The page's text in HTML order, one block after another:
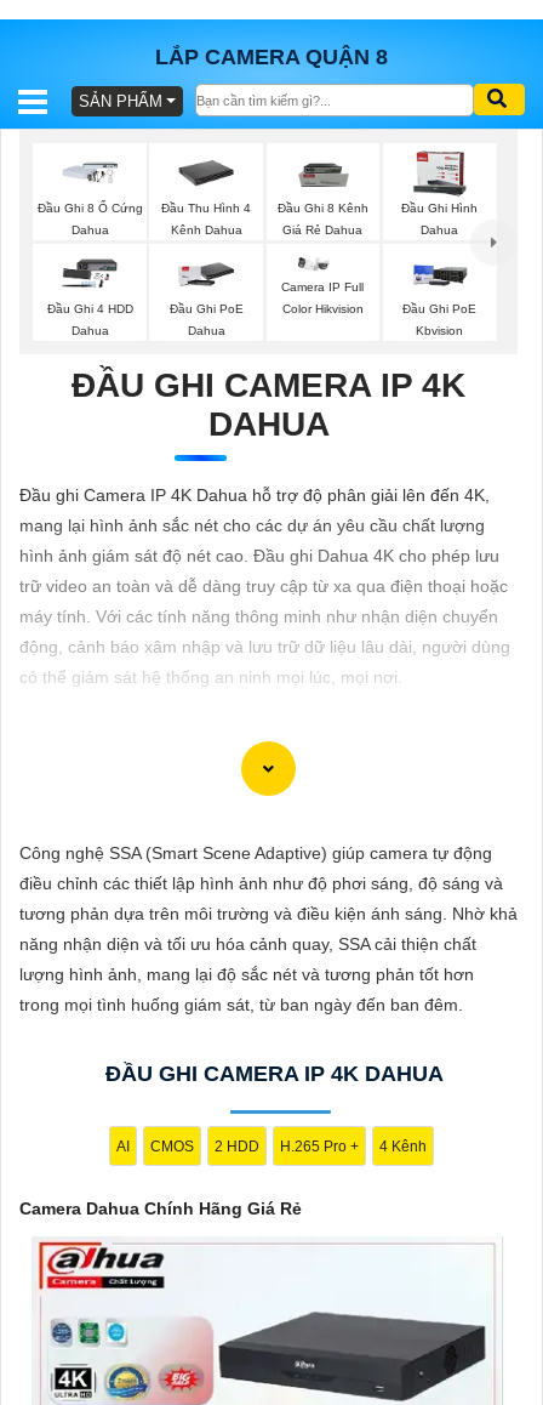
LẮP CAMERA QUẬN 8
BÁO
TRỌN
GÓI
SẢN
VẤN
ĐẶT
PHỤ
KIỆN
VẤN
DỊCH
VỤ
SẢN PHẨM
Đầu Ghi 8 Ổ Cứng
Dahua
Đầu Thu Hình 4
Kênh Dahua
Đầu Ghi 8 Kênh
Giá Rẻ Dahua
Đầu Ghi Hình
Dahua
Đầu Ghi 4 HDD
Dahua
Đầu Ghi PoE
Dahua
Camera IP Full
Color Hikvision
Đầu Ghi PoE
Kbvision
ĐẦU GHI CAMERA IP 4K
DAHUA
Đầu ghi Camera IP 4K Dahua hỗ trợ độ phân giải lên đến 4K,
mang lại hình ảnh sắc nét cho các dự án yêu cầu chất lượng
hình ảnh giám sát độ nét cao. Đầu ghi Dahua 4K cho phép lưu
trữ video an toàn và dễ dàng truy cập từ xa qua điện thoại hoặc
máy tính. Với các tính năng thông minh như nhận diện chuyển
động, cảnh báo xâm nhập và lưu trữ dữ liệu lâu dài, người dùng
có thể giám sát hệ thống an ninh mọi lúc, mọi nơi.
chất lượng vượt trội. Với hình ảnh sắc nét và tính năng an ninh
Công nghệ SSA (Smart Scene Adaptive) giúp camera tự động
điều chỉnh các thiết lập hình ảnh như độ phơi sáng, độ sáng và
tương phản dựa trên môi trường và điều kiện ánh sáng. Nhờ khả
năng nhận diện và tối ưu hóa cảnh quay, SSA cải thiện chất
lượng hình ảnh, mang lại độ sắc nét và tương phản tốt hơn
trong mọi tình huống giám sát, từ ban ngày đến ban đêm.
ĐẦU GHI CAMERA IP 4K DAHUA
AI CMOS 2 HDD H.265 Pro + 4 Kênh
Camera Dahua Chính Hãng Giá Rẻ